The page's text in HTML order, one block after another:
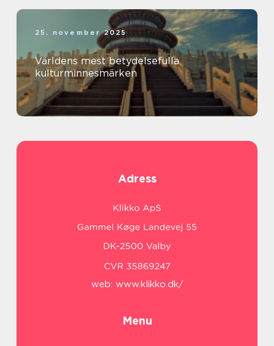
25. november 2025
Världens mest betydelsefulla
kulturminnesmärken
Adress
web: www.klikko.dk/
Menu